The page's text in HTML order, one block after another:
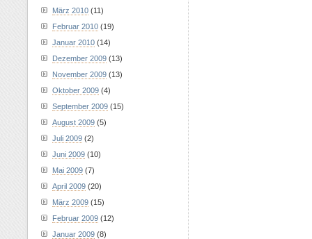
März 2010 (11)
Februar 2010 (19)
Januar 2010 (14)
Dezember 2009 (13)
November 2009 (13)
Oktober 2009 (4)
September 2009 (15)
August 2009 (5)
Juli 2009 (2)
Juni 2009 (10)
Mai 2009 (7)
April 2009 (20)
März 2009 (15)
Februar 2009 (12)
Januar 2009 (8)